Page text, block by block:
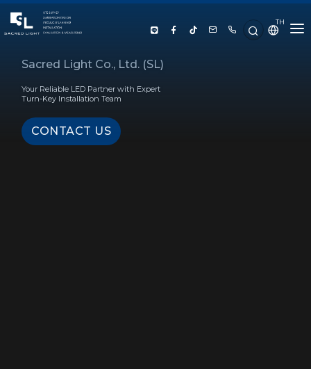
TH
HOME
ABOUT US
PRODUCT
Sacred Light Co., Ltd. (SL)
Your Reliable LED Partner with Expert
Turn-Key Installation Team
CONTACT US